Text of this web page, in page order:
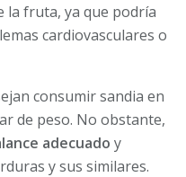
la fruta, ya que podría
cardiovasculares o
consumir sandia en
de peso. No obstante,
adecuado y
y sus similares.